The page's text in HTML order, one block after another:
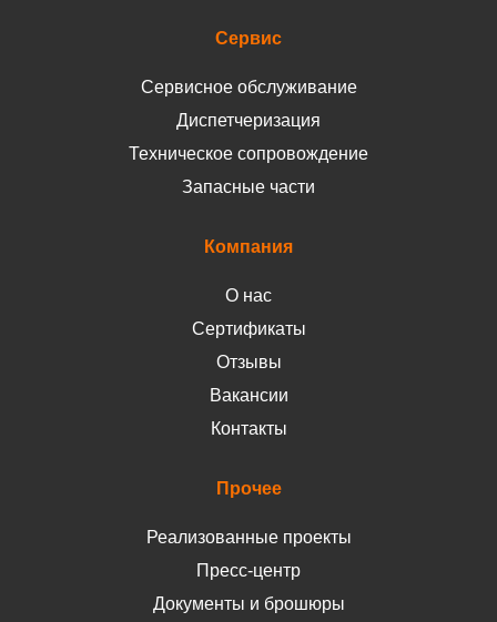
Сервис
Сервисное обслуживание
Диспетчеризация
Техническое сопровождение
Запасные части
Компания
О нас
Сертификаты
Отзывы
Вакансии
Контакты
Прочее
Реализованные проекты
Пресс-центр
Документы и брошюры